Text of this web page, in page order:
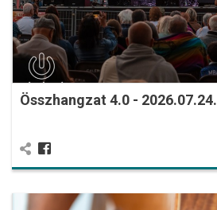
Összhangzat 4.0 - 2026.07.24.